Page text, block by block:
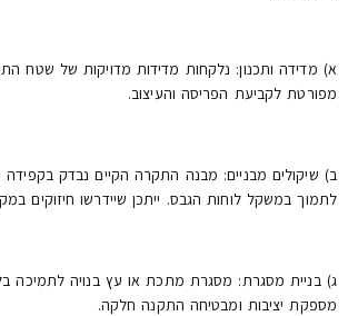
א) מדידה ותכנון: נלקחות מדידות מדויקות של שטח
מפורטת לקביעת הפריסה והעיצוב.
ב) שיקולים מבניים: מבנה התקרה הקיים נבדק בקפידה
לתמוך במשקל לוחות הגבס. ייתכן שיידרשו חיזוקים
ג) בניית מסגרת: מסגרת מתכת או עץ בנויה לתמיכה
מספקת יציבות ומבטיחה התקנה חלקה.